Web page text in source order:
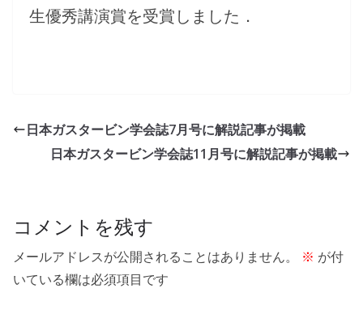
生優秀講演賞を受賞しました．
日本ガスタービン学会誌7月号に解説記事が掲載
日本ガスタービン学会誌11月号に解説記事が掲載
コメントを残す
メールアドレスが公開されることはありません。 ※ が付
いている欄は必須項目です